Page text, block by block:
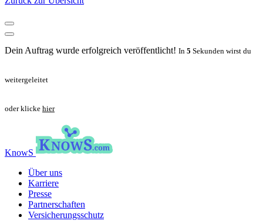
Dein Auftrag wurde erfolgreich veröffentlicht! In 5 Sekunden wirst du
weitergeleitet
oder klicke hier
KnowS
Über uns
Karriere
Presse
Partnerschaften
Versicherungsschutz